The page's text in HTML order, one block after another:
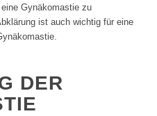
Gynäkomastie zu
ist auch wichtig für eine
DER